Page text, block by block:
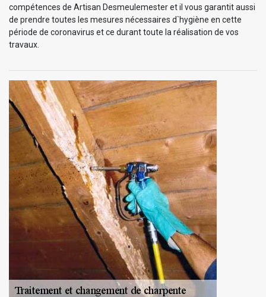
compétences de Artisan Desmeulemester et il vous garantit aussi
de prendre toutes les mesures nécessaires d`hygiène en cette
période de coronavirus et ce durant toute la réalisation de vos
travaux.